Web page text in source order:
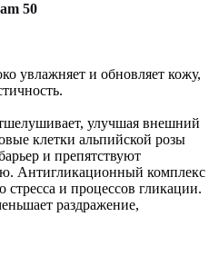
50
увлажняет и обновляет кожу,
улучшая внешний
клетки альпийской розы
и препятствуют
Антигликационный комплекс
стресса и процессов гликации.
раздражение,